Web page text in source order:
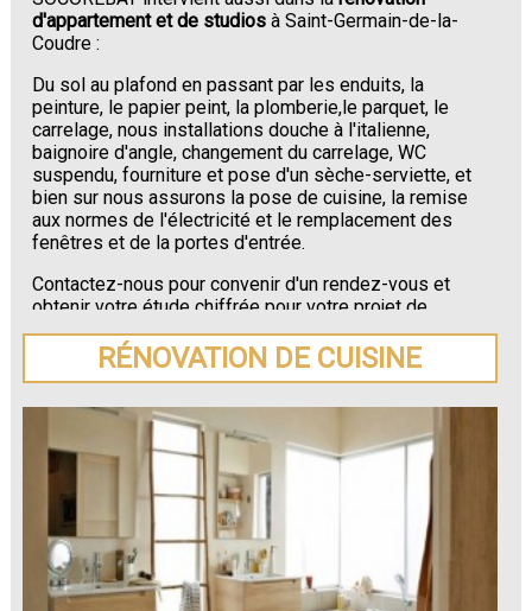
d'appartement et de studios à Saint-Germain-de-la-
Coudre :
Du sol au plafond en passant par les enduits, la
peinture, le papier peint, la plomberie,le parquet, le
carrelage, nous installations douche à l'italienne,
baignoire d'angle, changement du carrelage, WC
suspendu, fourniture et pose d'un sèche-serviette, et
bien sur nous assurons la pose de cuisine, la remise
aux normes de l'électricité et le remplacement des
fenêtres et de la portes d'entrée.
Contactez-nous pour convenir d'un rendez-vous et
obtenir votre étude chiffrée pour votre projet de
rénovation de maison ou d'appartement près de
Saint-Germain-de-la-Coudre.
RÉNOVATION DE CUISINE